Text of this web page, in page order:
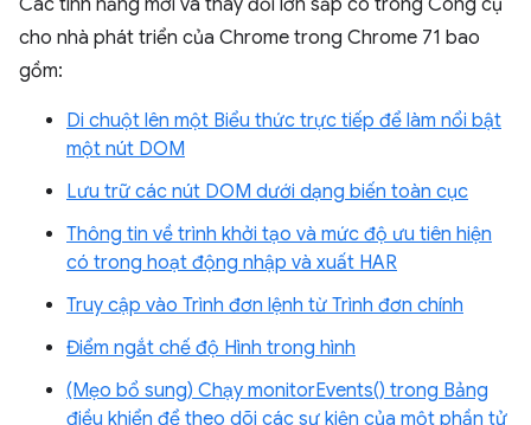
Các tính năng mới và thay đổi lớn sắp có trong Công cụ
cho nhà phát triển của Chrome trong Chrome 71 bao
gồm:
Di chuột lên một Biểu thức trực tiếp để làm nổi bật
một nút DOM
Lưu trữ các nút DOM dưới dạng biến toàn cục
Thông tin về trình khởi tạo và mức độ ưu tiên hiện
có trong hoạt động nhập và xuất HAR
Truy cập vào Trình đơn lệnh từ Trình đơn chính
Điểm ngắt chế độ Hình trong hình
(Mẹo bổ sung) Chạy monitorEvents() trong Bảng
điều khiển để theo dõi các sự kiện của một phần tử